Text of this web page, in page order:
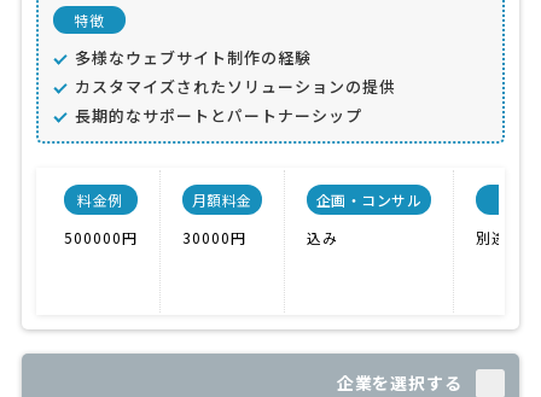
特徴
多様なウェブサイト制作の経験
カスタマイズされたソリューションの提供
長期的なサポートとパートナーシップ
料金例
500000円
月額料金
30000円
企画・コンサル
込み
別途料
企業を選択する